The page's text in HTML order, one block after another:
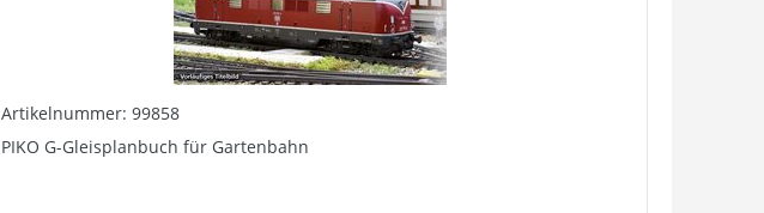
Artikelnummer: 99858
PIKO G-Gleisplanbuch für Gartenbahn